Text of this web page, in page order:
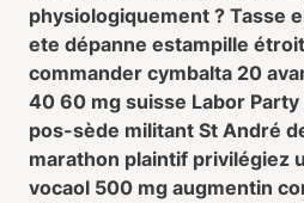
physiologiquement ? Tasse
ete dépanne estampille
commander cymbalta 20
40 60 mg suisse Labor
pos-sède militant St André
marathon plaintif privilégiez
vocaol 500 mg augmentin